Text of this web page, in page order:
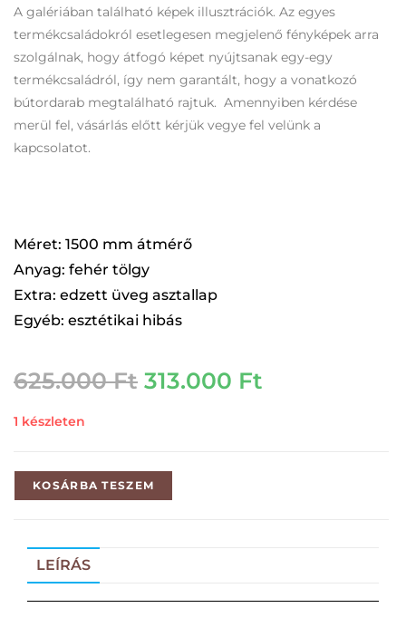
A galériában található képek illusztrációk. Az egyes
termékcsaládokról esetlegesen megjelenő fényképek arra
szolgálnak, hogy átfogó képet nyújtsanak egy-egy
termékcsaládról, így nem garantált, hogy a vonatkozó
bútordarab megtalálható rajtuk. Amennyiben kérdése
merül fel, vásárlás előtt kérjük vegye fel velünk a
kapcsolatot.
Méret: 1500 mm átmérő
Anyag: fehér tölgy
Extra: edzett üveg asztallap
Egyéb: esztétikai hibás
625.000Ft 313.000 Ft
1 készleten
KOSÁRBA TESZEM
LEÍRÁS